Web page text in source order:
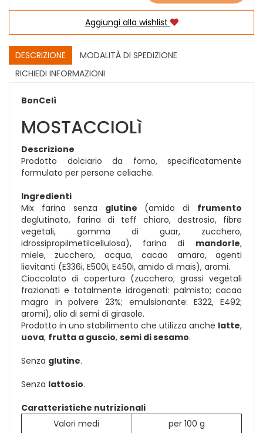
Aggiungi alla wishlist
DESCRIZIONE
MODALITÀ DI SPEDIZIONE
RICHIEDI INFORMAZIONI
BonCelì
MOSTACCIOLì
Descrizione
Prodotto dolciario da forno, specificatamente
formulato per persone celiache.
Ingredienti
Mix farina senza glutine (amido di frumento
deglutinato, farina di teff chiaro, destrosio, fibre
vegetali, gomma di guar, zucchero,
idrossipropilmetilcellulosa), farina di mandorle,
miele, zucchero, acqua, cacao amaro, agenti
lievitanti (E336i, E500i, E450i, amido di mais), aromi.
Cioccolato di copertura (zucchero; grassi vegetali
frazionati e totalmente idrogenati: palmisto; cacao
magro in polvere 23%; emulsionante: E322, E492;
aromi), olio di semi di girasole.
Prodotto in uno stabilimento che utilizza anche latte,
uova, frutta a guscio, semi di sesamo.
Senza glutine.
Senza lattosio.
Caratteristiche nutrizionali
Valori medi
per 100 g